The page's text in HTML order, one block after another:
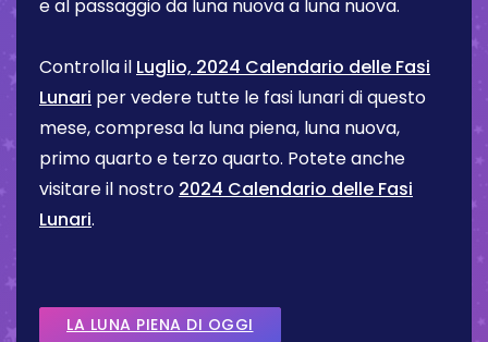
e al passaggio da luna nuova a luna nuova.
Controlla il Luglio, 2024 Calendario delle Fasi
Lunari per vedere tutte le fasi lunari di questo
mese, compresa la luna piena, luna nuova,
primo quarto e terzo quarto. Potete anche
visitare il nostro 2024 Calendario delle Fasi
Lunari.
LA LUNA PIENA DI OGGI